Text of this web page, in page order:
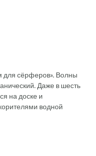
для сёрферов». Волны
Даже в шесть
на доске и
водной